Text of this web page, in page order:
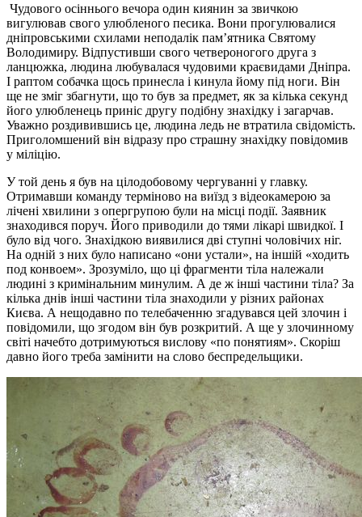
Чудового осіннього вечора один киянин за звичкою
вигулював свого улюбленого песика. Вони прогулювалися
дніпровськими схилами неподалік пам’ятника Святому
Володимиру. Відпустивши свого четвероногого друга з
ланцюжка, людина любувалася чудовими краєвидами Дніпра.
І раптом собачка щось принесла і кинула йому під ноги. Він
ще не зміг збагнути, що то був за предмет, як за кілька секунд
його улюбленець приніс другу подібну знахідку і загарчав.
Уважно роздивившись це, людина ледь не втратила свідомість.
Приголомшений він відразу про страшну знахідку повідомив
у міліцію.
У той день я був на цілодобовому чергуванні у главку.
Отримавши команду терміново на виїзд з відеокамерою за
лічені хвилини з опергрупою були на місці події. Заявник
знаходився поруч. Його приводили до тями лікарі швидкої. І
було від чого. Знахідкою виявилися дві ступні чоловічих ніг.
На одній з них було написано «они устали», на іншій «ходить
под конвоем». Зрозуміло, що ці фрагменти тіла належали
людині з кримінальним минулим. А де ж інші частини тіла? За
кілька днів інші частини тіла знаходили у різних районах
Києва. А нещодавно по телебаченню згадувався цей злочин і
повідомили, що згодом він був розкритий. А ще у злочинному
світі начебто дотримуються вислову «по понятиям». Скоріш
давно його треба замінити на слово беспредельщики.